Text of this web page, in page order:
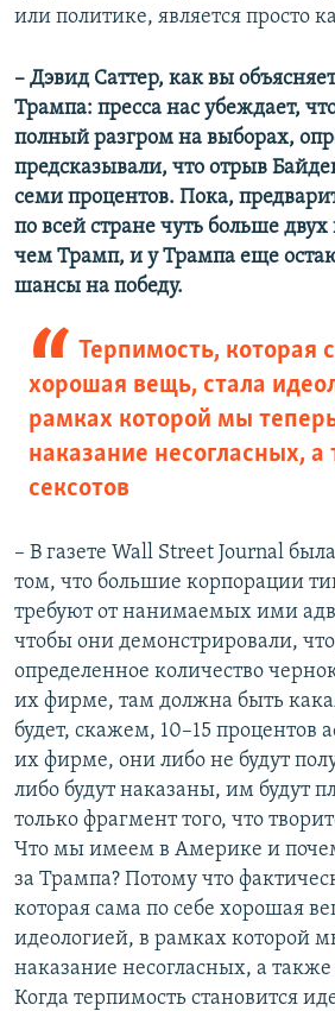
или политике, является просто
– Дэвид Саттер, как вы
Трампа: пресса нас убеждает,
полный разгром на выборах,
предсказывали, что отрыв
семи процентов. Пока,
по всей стране чуть больше двух
чем Трамп, и у Трампа еще
шансы на победу.
Терпимость, которая
хорошая вещь, стала
рамках которой мы
наказание несогласных, а
сексотов
– В газете Wall Street Journal
том, что большие корпорации
требуют от нанимаемых ими
чтобы они демонстрировали,
определенное количество
их фирме, там должна быть
будет, скажем, 10–15 процентов
их фирме, они либо не будут
либо будут наказаны, им будут
только фрагмент того, что
Что мы имеем в Америке и
за Трампа? Потому что
которая сама по себе хорошая
идеологией, в рамках которой
наказание несогласных, а также
Когда терпимость становится